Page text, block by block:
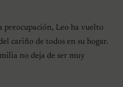
preocupación, Leo ha vuelto
cariño de todos en su hogar.
no deja de ser muy